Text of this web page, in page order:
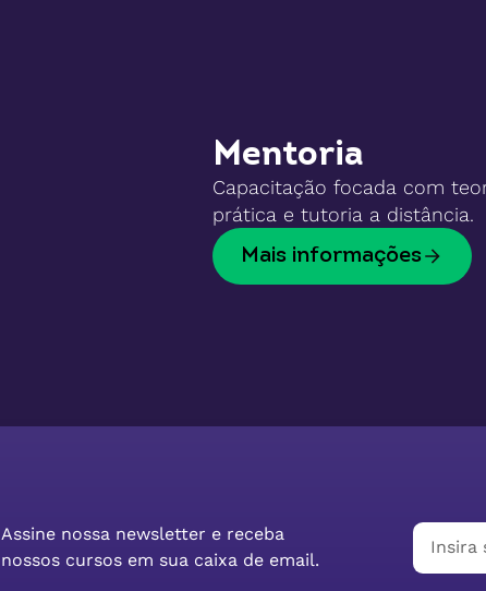
Mentoria
Capacitação focada com
prática e tutoria a distância.
Mais informações
Assine nossa newsletter e receba
nossos cursos em sua caixa de email.